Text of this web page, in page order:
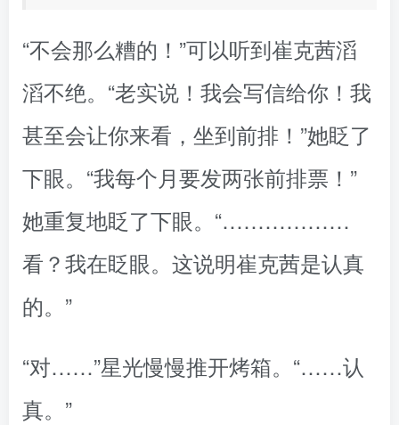
“不会那么糟的！”可以听到崔克茜滔
滔不绝。“老实说！我会写信给你！我
甚至会让你来看，坐到前排！”她眨了
下眼。“我每个月要发两张前排票！”
她重复地眨了下眼。“………………
看？我在眨眼。这说明崔克茜是认真
的。”
“对……”星光慢慢推开烤箱。“……认
真。”